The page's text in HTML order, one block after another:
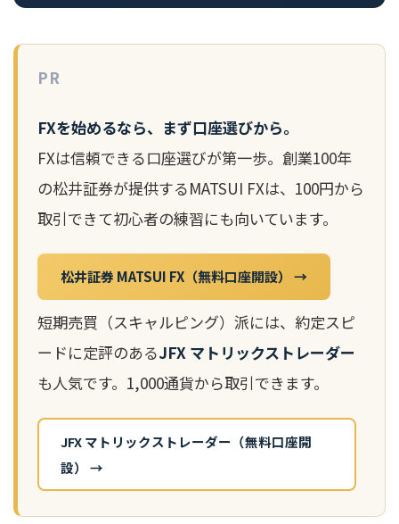
PR
FXを始めるなら、まず口座選びから。
FXは信頼できる口座選びが第一歩。創業100年
の松井証券が提供するMATSUI FXは、100円から
取引できて初心者の練習にも向いています。
松井証券 MATSUI FX（無料口座開設） →
短期売買（スキャルピング）派には、約定スピ
ードに定評のあるJFX マトリックストレーダー
も人気です。1,000通貨から取引できます。
JFX マトリックストレーダー（無料口座開
設） →